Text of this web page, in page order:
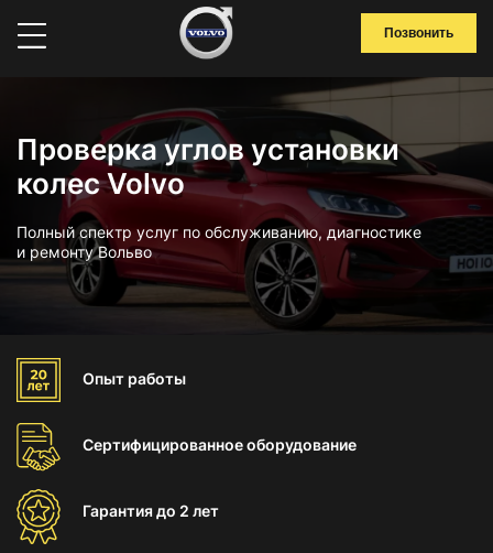
Позвонить
Проверка углов установки
колес Volvo
Полный спектр услуг по обслуживанию, диагностике
и ремонту Вольво
Опыт работы
Сертифицированноеоборудование
Гарантиядо 2 лет